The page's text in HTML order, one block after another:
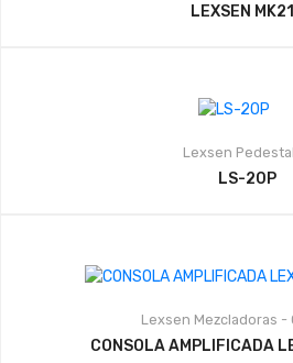
LEXSEN
Lexsen
LS-20P
Lexsen Mezcladoras -
CONSOLA AMPLIFICADA